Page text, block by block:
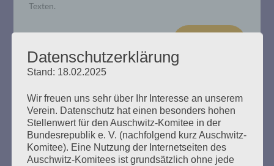
Texten.
Entschädigung für Holocaustopfer:
Salo Muller gegen die Deutsche
Bahn
Datenschutzerklärung
Stand: 18.02.2025
Wir freuen uns sehr über Ihr Interesse an unserem
Verein. Datenschutz hat einen besonders hohen
Stellenwert für den Auschwitz-Komitee in der
Bundesrepublik e. V. (nachfolgend kurz Auschwitz-
Komitee). Eine Nutzung der Internetseiten des
Auschwitz-Komitees ist grundsätzlich ohne jede